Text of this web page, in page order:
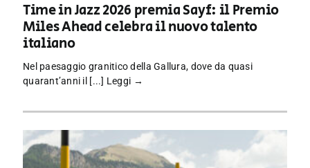
Time in Jazz 2026 premia Sayf: il Premio
Miles Ahead celebra il nuovo talento
italiano
Nel paesaggio granitico della Gallura, dove da quasi
quarant’anni il [...] Leggi →